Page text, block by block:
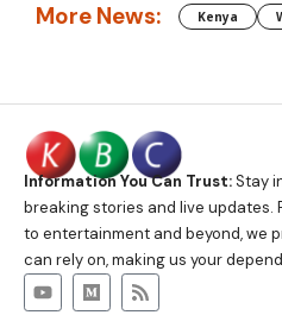
More News: Kenya
Information You Can Trust:Stay
breaking stories and live updates.
to entertainment and beyond, we
can rely on, making us your